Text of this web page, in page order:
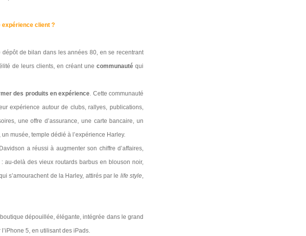
expérience client ?
de bilan dans les années 80, en se recentrant
de leurs clients, en créant une communautéqui
des produits en expérience. Cette communauté
expérience autour de clubs, rallyes, publications,
une offre d’assurance, une carte bancaire, un
musée, temple dédié à l’expérience Harley.
a réussi à augmenter son chiffre d’affaires,
au-delà des vieux routards barbus en blouson noir,
s’amourachent de la Harley, attirés par le life style,
dépouillée, élégante, intégrée dans le grand
5, en utilisant des iPads.